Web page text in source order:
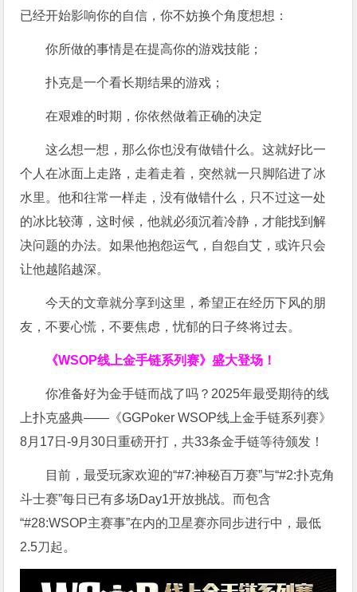
已经开始影响你的自信，你不妨换个角度想想：
你所做的事情是在提高你的游戏技能；
扑克是一个看长期结果的游戏；
在艰难的时期，你依然做着正确的决定
这么想一想，那么你也没有做错什么。这就好比一
个人在冰面上走路，走着走着，突然就一只脚陷进了冰
水里。他和往常一样走，没有做错什么，只不过这一处
的冰比较薄，这时候，他就必须沉着冷静，才能找到解
决问题的办法。如果他抱怨运气，自怨自艾，或许只会
让他越陷越深。
今天的文章就分享到这里，希望正在经历下风的朋
友，不要心慌，不要焦虑，忧郁的日子终将过去。
《WSOP线上金手链系列赛》盛大登场！
你准备好为金手链而战了吗？2025年最受期待的线
上扑克盛典——《GGPoker WSOP线上金手链系列赛》
8月17日-9月30日重磅开打，共33条金手链等待颁发！
目前，最受玩家欢迎的“#7:神秘百万赛”与“#2:扑克角
斗士赛”每日已有多场Day1开放挑战。而包含
“#28:WSOP主赛事”在内的卫星赛亦同步进行中，最低
2.5刀起。